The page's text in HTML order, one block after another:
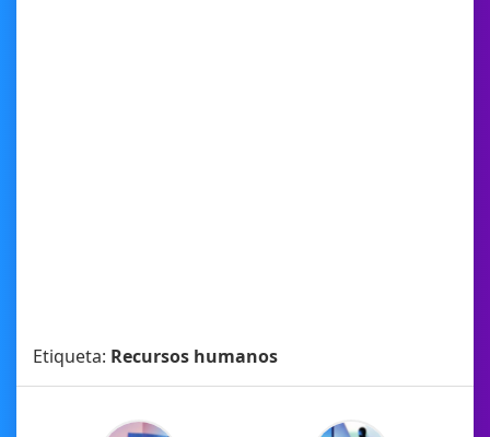
Etiqueta: Recursos humanos